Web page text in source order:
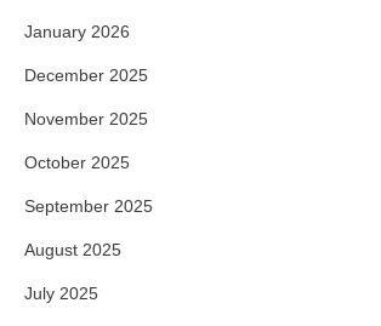
January 2026
December 2025
November 2025
October 2025
September 2025
August 2025
July 2025